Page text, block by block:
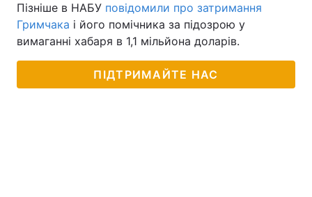
Пізніше в НАБУ повідомили про затримання
Гримчака і його помічника за підозрою у
вимаганні хабаря в 1,1 мільйона доларів.
ПІДТРИМАЙТЕ НАС